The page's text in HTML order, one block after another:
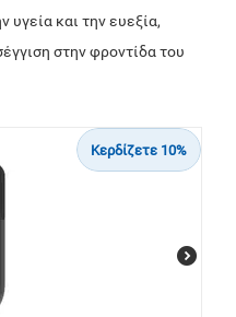
υγεία και την ευεξία,
στην φροντίδα του
Κερδίζετε 10%